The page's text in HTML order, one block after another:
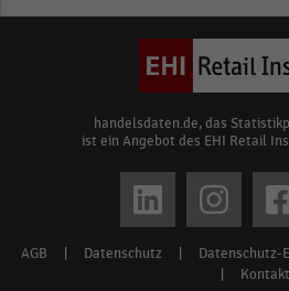
handelsdaten.de, das
ist ein Angebot des EHI Retail
Footer
AGB Datenschutz Datenschutz-
Kontakt